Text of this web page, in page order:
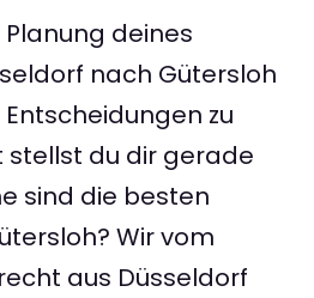
deines
nach Gütersloh
zu
stellst du dir gerade
sind die besten
Wir vom
aus Düsseldorf